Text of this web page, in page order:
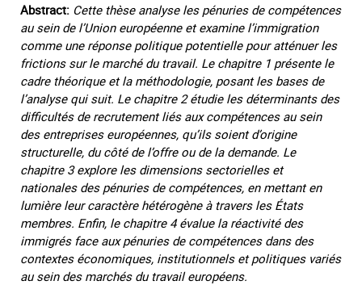
Abstract: Cette thèse analyse les pénuries de compétences
au sein de l’Union européenne et examine l’immigration
comme une réponse politique potentielle pour atténuer les
frictions sur le marché du travail. Le chapitre 1 présente le
cadre théorique et la méthodologie, posant les bases de
l’analyse qui suit. Le chapitre 2 étudie les déterminants des
difficultés de recrutement liés aux compétences au sein
des entreprises européennes, qu’ils soient d’origine
structurelle, du côté de l’offre ou de la demande. Le
chapitre 3 explore les dimensions sectorielles et
nationales des pénuries de compétences, en mettant en
lumière leur caractère hétérogène à travers les États
membres. Enfin, le chapitre 4 évalue la réactivité des
immigrés face aux pénuries de compétences dans des
contextes économiques, institutionnels et politiques variés
au sein des marchés du travail européens.